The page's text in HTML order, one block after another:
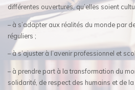
différentes ouvertures, qu’elles soient
– à s’adapter aux réalités du monde par
réguliers ;
– à s’ajuster à l’avenir professionnel et
– à prendre part à la transformation du
solidarité, de respect des humains et de la